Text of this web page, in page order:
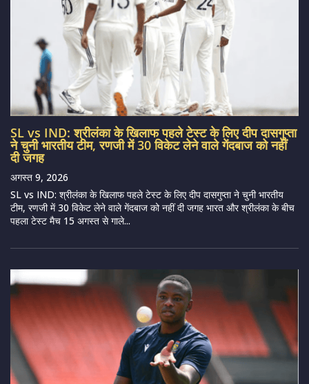
SL vs IND: श्रीलंका के खिलाफ पहले टेस्ट के लिए दीप दासगुप्ता
ने चुनी भारतीय टीम, रणजी में 30 विकेट लेने वाले गेंदबाज को नहीं
दी जगह
अगस्त 9, 2026
SL vs IND: श्रीलंका के खिलाफ पहले टेस्ट के लिए दीप दासगुप्ता ने चुनी भारतीय
टीम, रणजी में 30 विकेट लेने वाले गेंदबाज को नहीं दी जगह भारत और श्रीलंका के बीच
पहला टेस्ट मैच 15 अगस्त से गाले...